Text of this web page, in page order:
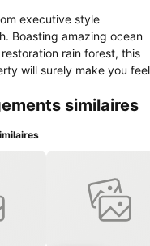
executive style
Boasting amazing ocean
rain forest, this
will surely make you feel
similaires